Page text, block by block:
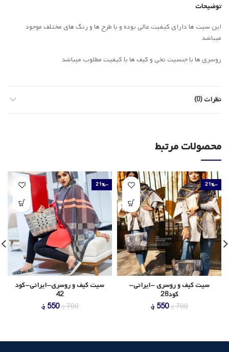
توضیحات
این سیت ها دارای کیفیت عالی بوده و با طرح ها و رنگ های مختلف موجود
میباشد
روسری ها با جنسیت نخی و کیف ها با کیفیت مطلوب میباشد
نظرات (0)
محصولات مرتبط
-21%
سیت کیف و روسری -ایرانی-
کود28
700؋550 ؋
-21%
سیت کیف و روسری-ایرانی-کود
42
700؋
قیمت
550 ؋
قیمت